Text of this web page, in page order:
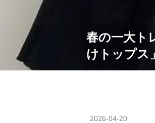
春の一大ト
けトップス
2026-04-20